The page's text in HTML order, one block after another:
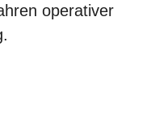
operativer